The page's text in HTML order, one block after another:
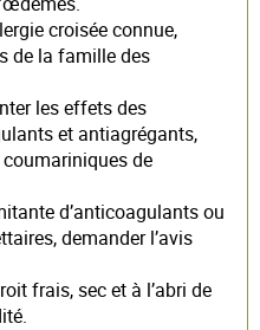
croisée connue,
de la famille des
les effets des
et antiagrégants,
de
d’anticoagulants ou
demander l’avis
frais, sec et à l’abri de